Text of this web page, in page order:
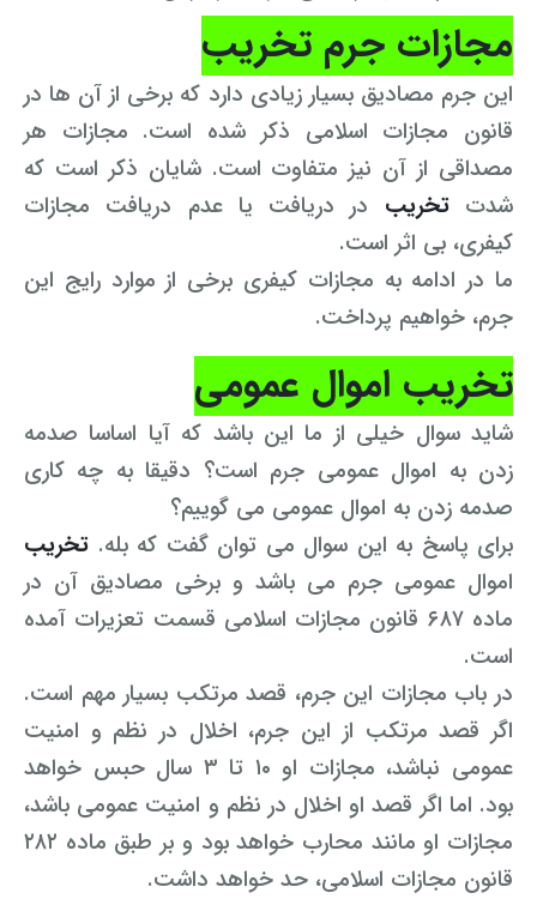
مجازات جرم تخریب
این جرم مصادیق بسیار زیادی دارد که برخی از آن ها در
قانون مجازات اسلامی ذکر شده است. مجازات هر
مصداقی از آن نیز متفاوت است. شایان ذکر است که
شدتتخریب در دریافت یا عدم دریافت مجازات
کیفری، بی اثر است.
ما در ادامه به مجازات کیفری برخی از موارد رایج این
جرم، خواهیم پرداخت.
تخریب اموال عمومی
شاید سوال خیلی از ما این باشد که آیا اساسا صدمه
زدن به اموال عمومی جرم است؟ دقیقا به چه کاری
صدمه زدن به اموال عمومی می گوییم؟
برای پاسخ به این سوال می توان گفت که بله. تخریب
اموال عمومی جرم می باشد و برخی مصادیق آن در
ماده ۶۸۷ قانون مجازات اسلامی قسمت تعزیرات آمده
است.
در باب مجازات این جرم، قصد مرتکب بسیار مهم است.
اگر قصد مرتکب از این جرم، اخلال در نظم و امنیت
عمومی نباشد، مجازات او ۱۰ تا ۳ سال حبس خواهد
بود. اما اگر قصد او اخلال در نظم و امنیت عمومی باشد،
مجازات او مانند محارب خواهد بود و بر طبق ماده ۲۸۲
قانون مجازات اسلامی، حد خواهد داشت.